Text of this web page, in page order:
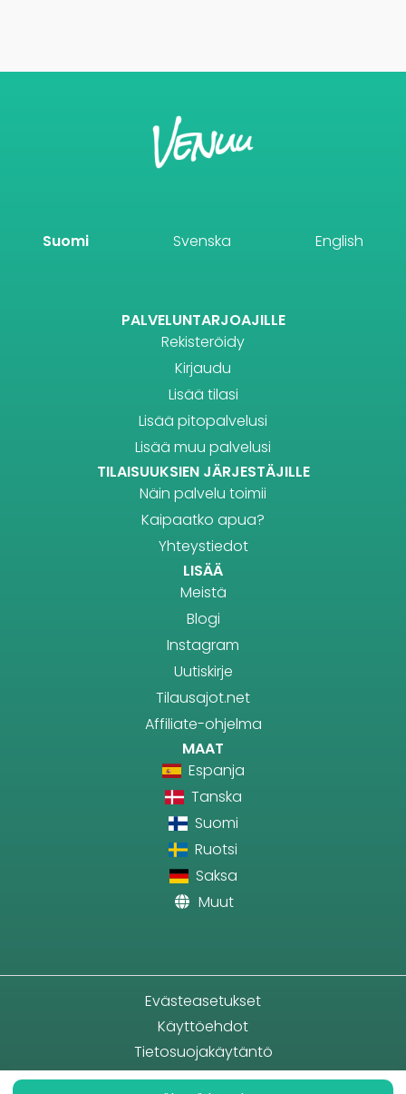
Suomi Svenska English
PALVELUNTARJOAJILLE
Rekisteröidy
Kirjaudu
Lisää tilasi
Lisää pitopalvelusi
Lisää muu palvelusi
TILAISUUKSIEN JÄRJESTÄJILLE
Näin palvelu toimii
Kaipaatko apua?
Yhteystiedot
LISÄÄ
Meistä
Blogi
Instagram
Uutiskirje
Tilausajot.net
Affiliate-ohjelma
MAAT
Espanja
Tanska
Suomi
Ruotsi
Saksa
Muut
Evästeasetukset
Käyttöehdot
Tietosuojakäytäntö